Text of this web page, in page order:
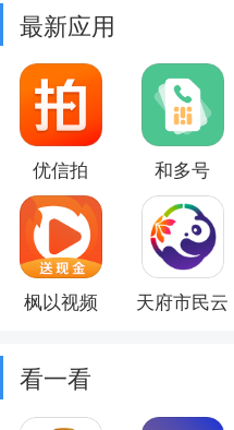
最新应用
优信拍 和多号
枫以视频 天府市民云
看一看